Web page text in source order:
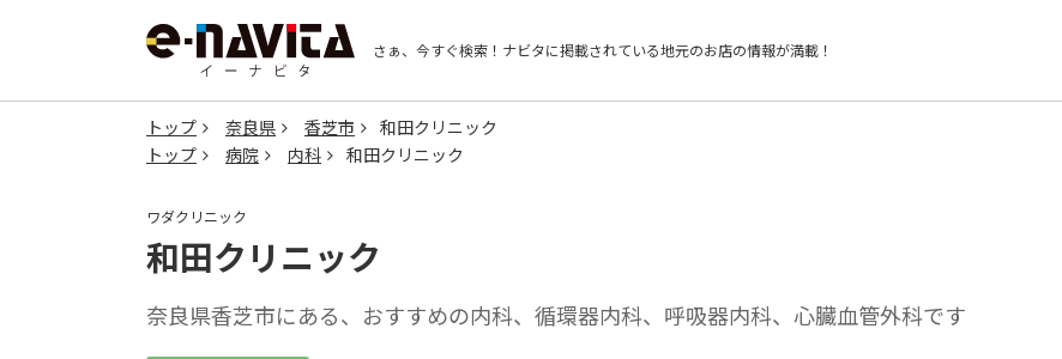
さぁ、今すぐ検索！ ナビタに掲載されている地元のお店の情報が満載！
トップ 奈良県 香芝市
和田クリニック
トップ
病院 内科 和田クリニック
ワダクリニック
和田クリニック
奈良県香芝市にある、おすすめの内科、循環器内科、呼吸器内科、心臓血管外科です